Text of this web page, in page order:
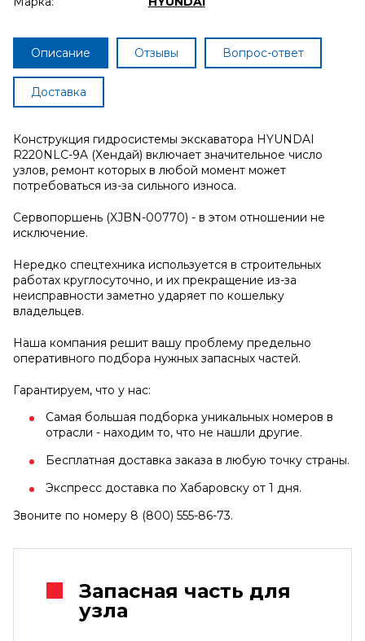
Описание Отзывы Вопрос-ответ
Доставка
Конструкция гидросистемы экскаватора HYUNDAI
R220NLC-9A (Хендай) включает значительное число
узлов, ремонт которых в любой момент может
потребоваться из-за сильного износа.
Сервопоршень (XJBN-00770) - в этом отношении не
исключение.
Нередко спецтехника используется в строительных
работах круглосуточно, и их прекращение из-за
неисправности заметно ударяет по кошельку
владельцев.
Наша компания решит вашу проблему предельно
оперативного подбора нужных запасных частей.
Гарантируем, что у нас:
Самая большая подборка уникальных номеров в
отрасли - находим то, что не нашли другие.
Бесплатная доставка заказа в любую точку страны.
Экспресс доставка по Хабаровску от 1 дня.
Звоните по номеру 8 (800) 555-86-73.
Запасная часть для
узла